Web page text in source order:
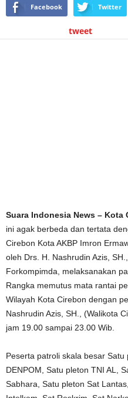
Facebook Twitter
tweet
Suara Indonesia News – Kota
ini agak berbeda dan tertata
Cirebon Kota AKBP Imron
oleh Drs. H. Nashrudin Azis,
Forkompimda, melaksanakan
Rangka memutus mata rantai
Wilayah Kota Cirebon dengan
Nashrudin Azis, SH., (Walikota
jam 19.00 sampai 23.00 Wib.
Peserta patroli skala besar Satu
DENPOM, Satu pleton TNI AL,
Sabhara, Satu pleton Sat